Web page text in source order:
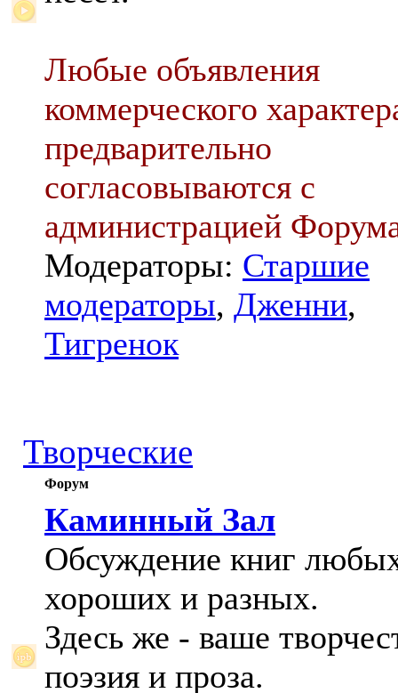
Любые объявления
коммерческого
предварительно
согласовываются с
администрацией
Модераторы: Старшие
модераторы, Дженни,
Тигренок
Творческие
Форум
Каминный Зал
Обсуждение книг
хороших и разных.
Здесь же - ваше
поэзия и проза.